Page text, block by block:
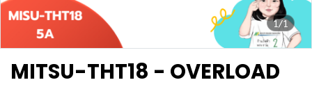
1/1
MITSU-THT18 - OVERLOAD